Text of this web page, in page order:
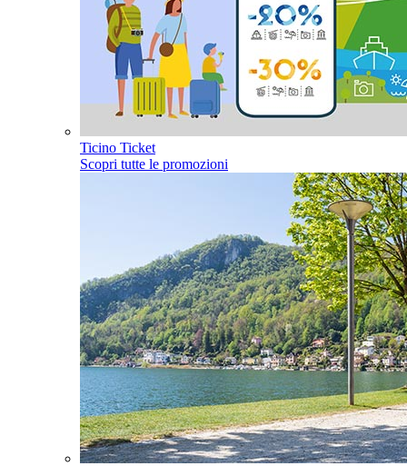
Ticino Ticket
Scopri tutte le promozioni